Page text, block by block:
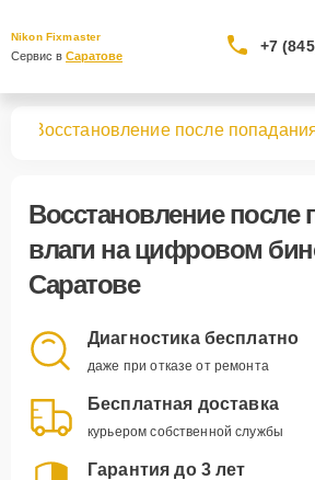
Nikon Fixmaster
Сервис в Саратове
+7
Восстановление после
Восстановление после
влаги на цифровом
Саратове
Диагностика бесплатно
даже при отказе от ремонта
Бесплатная доставка
курьером собственной службы
Гарантия до 3 лет